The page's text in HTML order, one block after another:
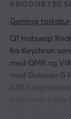
Gaming tastatur
Q1 Hotswap
fra Keychron
med QMK og
med Gateron G
ABS